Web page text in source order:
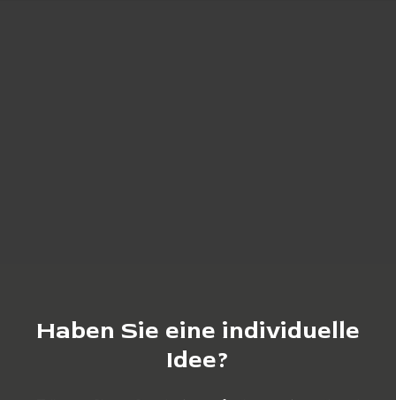
Haben Sie eine individuelle
Idee?